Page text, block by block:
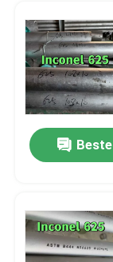
ruwe
Hexbar van
Nikkellegering